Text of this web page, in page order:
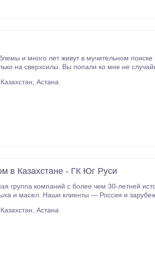
лет живут в мучительном поиске выхода из
* ваша жизнь улучшится во всех
Казахстан, Астана
в Казахстане - ГК Юг Руси
компаний с более чем 30-летней
Казахстан, Астана